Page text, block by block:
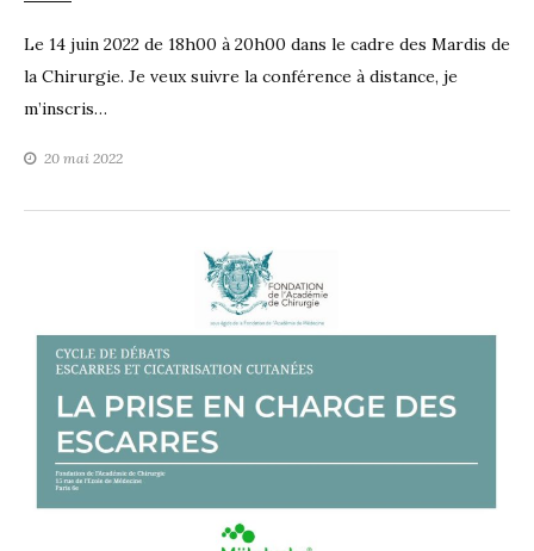
Le 14 juin 2022 de 18h00 à 20h00 dans le cadre des Mardis de
la Chirurgie. Je veux suivre la conférence à distance, je
m’inscris…
20 mai 2022